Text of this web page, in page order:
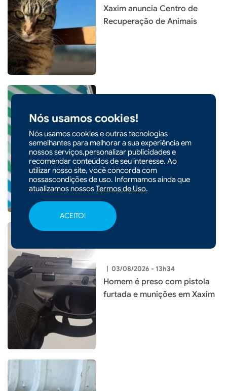
Nós usamos cookies!
Nós usamos cookies e outras tecnologias
semelhantes para melhorar a sua experiência em
nossos serviços,personalizar publicidades e
recomendar conteúdos de seu interesse. Ao
utilizar nosso site, você concorda com
nossascondições de uso. Informamos ainda que
atualizamos nossosTermos de Uso.
ACEITO!
Xaxim anuncia Centro de
Recuperação de Animais
Pela 1ª vez desde março,
mercado reduz expectativa
para Selic em 2026
| 03/08/2026 - 13h34
Homem é preso com pistola
furtada e munições em Xaxim